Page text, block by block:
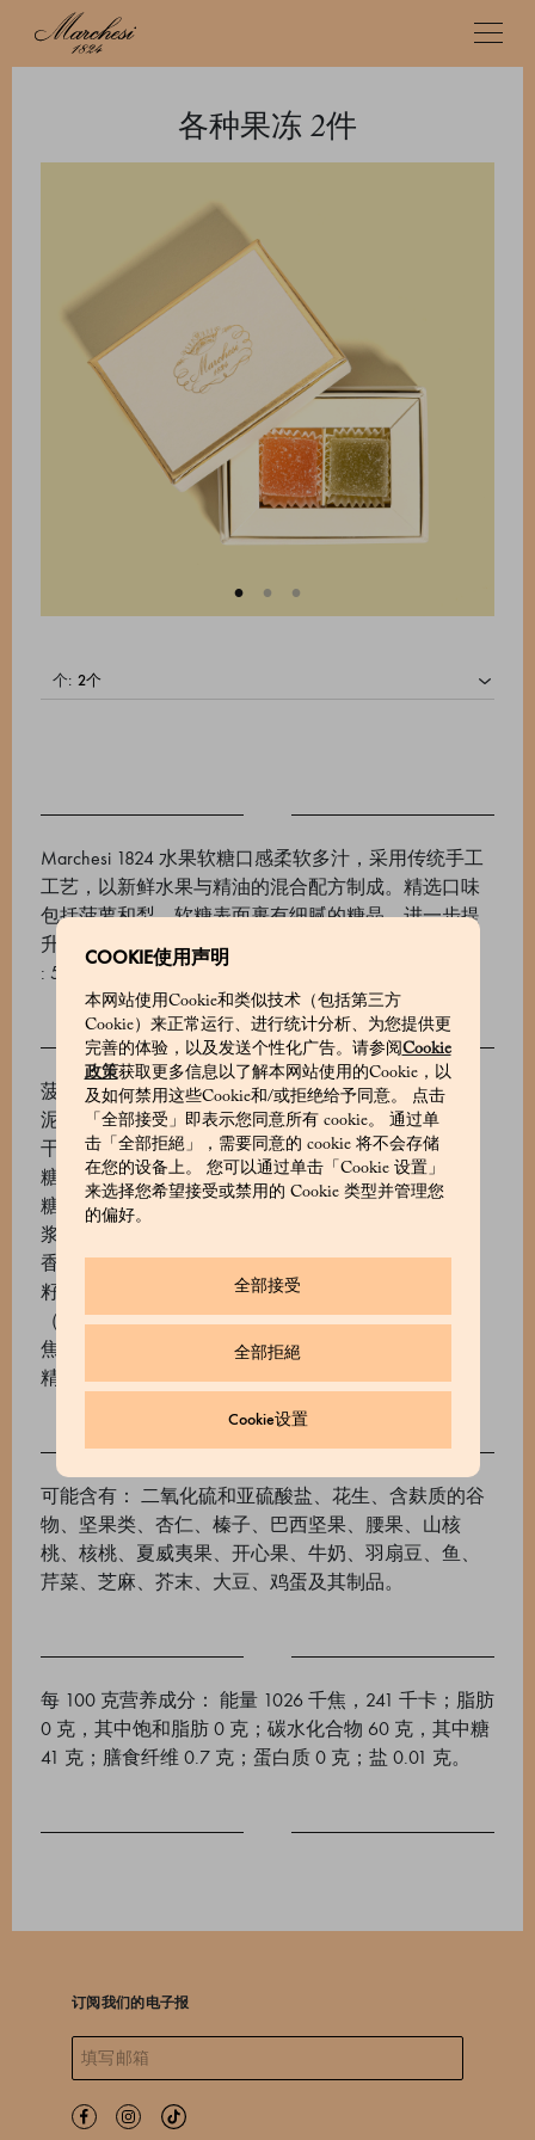
COOKIE使用声明
本网站使用Cookie和类似技术（包括第三方
Cookie）来正常运行、进行统计分析、为您提供更
完善的体验，以及发送个性化广告。请参阅Cookie
政策获取更多信息以了解本网站使用的Cookie，以
及如何禁用这些Cookie和/或拒绝给予同意。 点击
「全部接受」即表示您同意所有 cookie。 通过单
击「全部拒絕」，需要同意的 cookie 将不会存储
在您的设备上。 您可以通过单击「Cookie 设置」
来选择您希望接受或禁用的 Cookie 类型并管理您
的偏好。
全部接受
全部拒絕
Cookie设置
各种果冻 2件
个:
Marchesi 1824 水果软糖口感柔软多汁，采用传统手工
工艺，以新鲜水果与精油的混合配方制成。精选口味
包括菠萝和梨。软糖表面裹有细腻的糖晶，进一步提
升其风味。每盒含 2 颗，总重量为 20 克。
: 500612025_V
菠萝泥、柑橘泥、柠檬泥、橙子泥、葡萄柚泥、杏
泥、梨泥、覆盆子泥、樱桃泥、苹果泥、柠檬泥、冻
干覆盆子、糖渍橙皮（橙皮、葡萄糖‑果糖糖浆、
糖）、橘皮丝（橘皮、葡萄糖和果糖糖浆、糖）、半
糖渍酸樱桃（酸樱桃、葡萄糖浆、糖）、糖、葡萄糖
浆、糖渍柠檬皮（柠檬皮、葡萄糖‑果糖糖浆、糖）、
香草（甘蔗糖浆、香草浓缩物、香草荚粉、耗尽香草
籽、甘蔗糖）、橙子精油、柠檬精油、水、果胶
（e440i、蔗糖、酸度调节剂：柠檬酸钾（e332ii）、
焦磷酸四钠（e450iii）、柠檬酸（e330））、麦芽糊
精。
可能含有： 二氧化硫和亚硫酸盐、花生、含麸质的谷
物、坚果类、杏仁、榛子、巴西坚果、腰果、山核
桃、核桃、夏威夷果、开心果、牛奶、羽扇豆、鱼、
芹菜、芝麻、芥末、大豆、鸡蛋及其制品。
每 100 克营养成分： 能量 1026 千焦，241 千卡；脂肪
0 克，其中饱和脂肪 0 克；碳水化合物 60 克，其中糖
41 克；膳食纤维 0.7 克；蛋白质 0 克；盐 0.01 克。
订阅我们的电子报